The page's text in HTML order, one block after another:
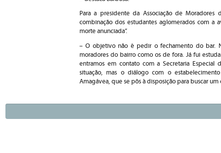
Para a presidente da Associação de Moradores
combinação dos estudantes aglomerados com a
morte anunciada”.
– O objetivo não é pedir o fechamento do bar.
moradores do bairro como os de fora. Já fui
entramos em contato com a Secretaria Especial
situação, mas o diálogo com o
Amagávea, que se pôs à disposição para buscar um